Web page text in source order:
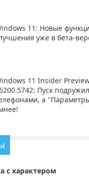
11: Новые
уже в бета-
11 Insider
Пуск
а
с характером